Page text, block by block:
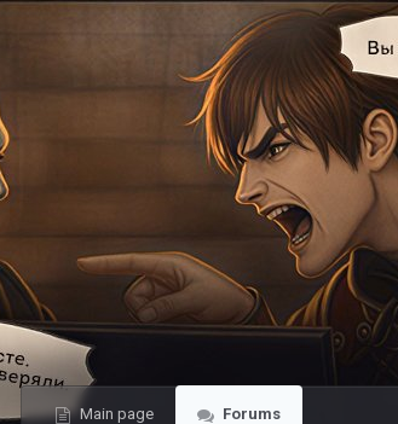
Main page Forums